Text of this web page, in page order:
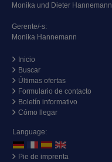
Monika und Dieter Hannemann
Gerente/-s:
Monika Hannemann
Inicio
Buscar
Últimas ofertas
Formulario de contacto
Boletín informativo
Cómo llegar
Language:
Pie de imprenta